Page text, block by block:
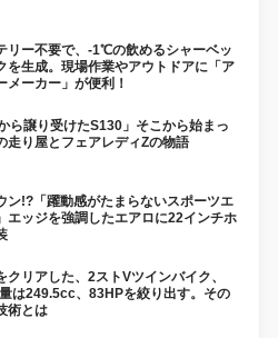
リー不要で、-1℃の飲めるシャーベッ
を生成。現場作業やアウトドアに「ア
メーカー」が便利！
ら譲り受けたS130」そこから始まっ
走り屋とフェアレディZの物語
ン!?「躍動感がたまらないスポーツエ
エッジを強調したエアロに22インチホ
クリアした、2ストVツインバイク、
は249.5cc、83HPを絞り出す。その
術とは